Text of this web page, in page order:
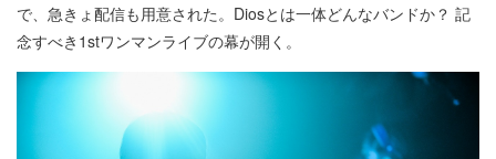
で、急きょ配信も用意された。Diosとは一体どんなバンドか？ 記
念すべき1stワンマンライブの幕が開く。